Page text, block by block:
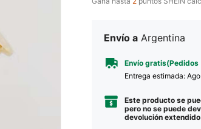
Envío a Argentina
Envío gratis(Pedidos
Entrega estimada:
Este producto se
pero no se puede
devolución extendido